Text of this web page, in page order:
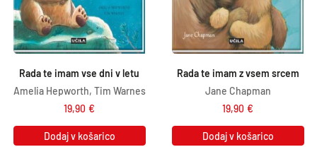
Rada te imam vse dni v letu
Amelia Hepworth, Tim Warnes
19,90 €
Dodaj v košarico
Rada te imam z vsem srcem
Jane Chapman
19,90 €
Dodaj v košarico